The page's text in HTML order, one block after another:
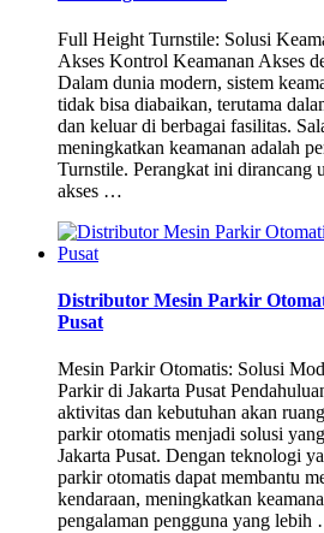
Full Height Turnstile: Solusi
Akses Kontrol Keamanan Akses
Dalam dunia modern, sistem
tidak bisa diabaikan, terutama
dan keluar di berbagai fasilitas.
meningkatkan keamanan adalah
Turnstile. Perangkat ini dirancang
akses …
Distributor Mesin Parkir
Pusat
Mesin Parkir Otomatis: Solusi
Parkir di Jakarta Pusat
aktivitas dan kebutuhan akan
parkir otomatis menjadi solusi
Jakarta Pusat. Dengan teknologi
parkir otomatis dapat membantu
kendaraan, meningkatkan
pengalaman pengguna yang lebih